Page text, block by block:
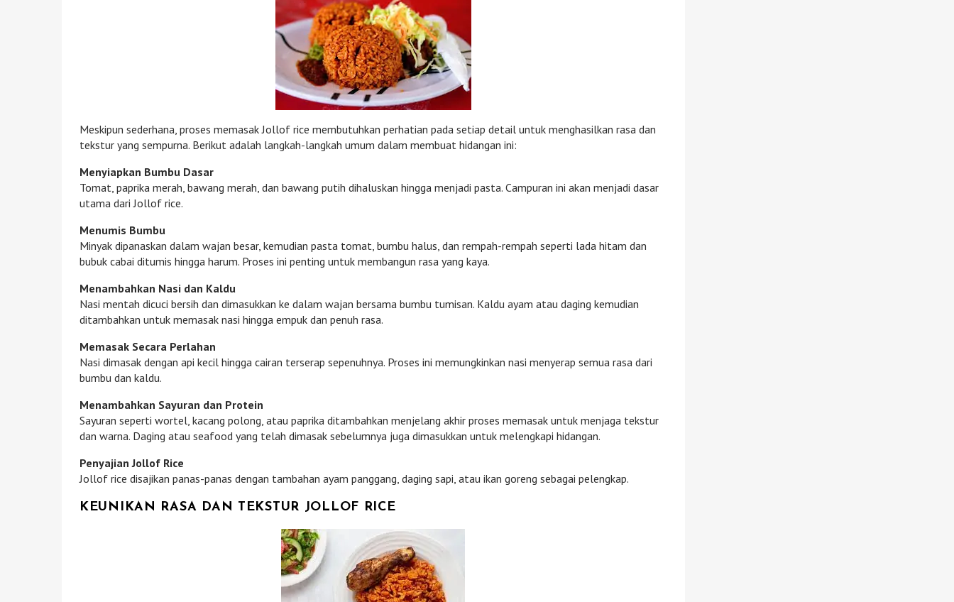
Meskipun sederhana, proses memasak Jollof rice membutuhkan perhatian pada setiap detail untuk menghasilkan rasa dan
tekstur yang sempurna. Berikut adalah langkah-langkah umum dalam membuat hidangan ini:
Menyiapkan Bumbu Dasar
Tomat, paprika merah, bawang merah, dan bawang putih dihaluskan hingga menjadi pasta. Campuran ini akan menjadi dasar
utama dari Jollof rice.
Menumis Bumbu
Minyak dipanaskan dalam wajan besar, kemudian pasta tomat, bumbu halus, dan rempah-rempah seperti lada hitam dan
bubuk cabai ditumis hingga harum. Proses ini penting untuk membangun rasa yang kaya.
Menambahkan Nasi dan Kaldu
Nasi mentah dicuci bersih dan dimasukkan ke dalam wajan bersama bumbu tumisan. Kaldu ayam atau daging kemudian
ditambahkan untuk memasak nasi hingga empuk dan penuh rasa.
Memasak Secara Perlahan
Nasi dimasak dengan api kecil hingga cairan terserap sepenuhnya. Proses ini memungkinkan nasi menyerap semua rasa dari
bumbu dan kaldu.
Menambahkan Sayuran dan Protein
Sayuran seperti wortel, kacang polong, atau paprika ditambahkan menjelang akhir proses memasak untuk menjaga tekstur
dan warna. Daging atau seafood yang telah dimasak sebelumnya juga dimasukkan untuk melengkapi hidangan.
Penyajian Jollof Rice
Jollof rice disajikan panas-panas dengan tambahan ayam panggang, daging sapi, atau ikan goreng sebagai pelengkap.
KEUNIKAN RASA DAN TEKSTUR JOLLOF RICE